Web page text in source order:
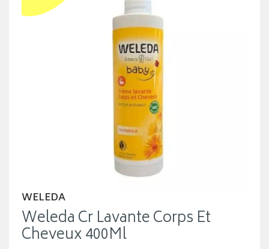
WELEDA
Weleda Cr Lavante Corps Et
Cheveux 400Ml